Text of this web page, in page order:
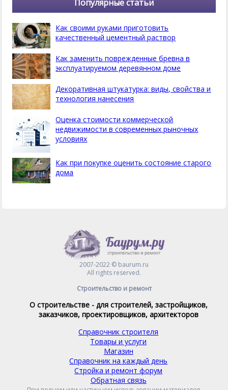
Популярные статьи
Как своими руками приготовить
качественный цементный раствор
Как заменить поврежденные бревна в
эксплуатируемом деревянном доме
Декоративная штукатурка: виды, свойства и
технология нанесения
Оценка стоимости коммерческой
недвижимости в современных рыночных
условиях
Как при покупке оценить состояние старого
дома
2007-2022 © baurum.ru
All rights reserved.
Строительство и ремонт
О строительстве - для строителей, застройщиков,
заказчиков, проектировщиков, архитекторов
Справочник строителя
Товары и услуги
Магазин
Справочник на каждый день
Стройка и ремонт форум
Обратная связь